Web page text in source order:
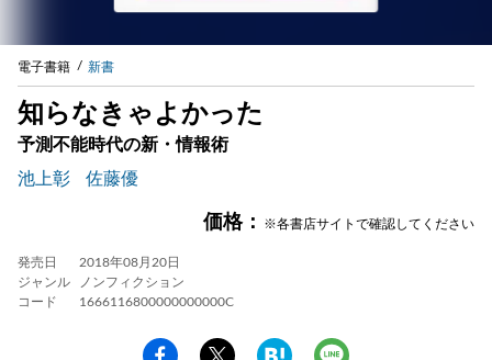
電子書籍 新書
知らなきゃよかった
予測不能時代の新・情報術
池上彰
佐藤優
価格： ※各書店サイトで確認してください
発売日
2018年08月20日
ジャンル
ノンフィクション
コード
1666116800000000000C